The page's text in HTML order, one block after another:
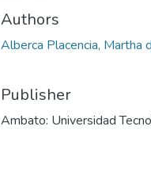
Authors
Alberca Placencia, Martha
Publisher
Ambato: Universidad